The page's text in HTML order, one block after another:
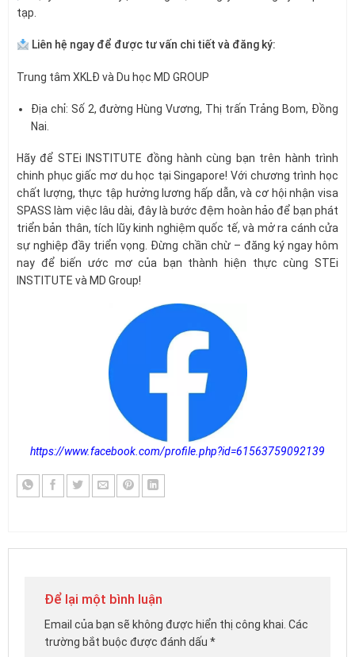
tạp.
Liên hệ ngay để được tư vấn chi tiết và đăng ký:
Trung tâm XKLĐ và Du học MD GROUP
Địa chỉ: Số 2, đường Hùng Vương, Thị trấn Trảng Bom, Đồng
Nai.
Hãy để STEi INSTITUTE đồng hành cùng bạn trên hành trình
chinh phục giấc mơ du học tại Singapore! Với chương trình học
chất lượng, thực tập hưởng lương hấp dẫn, và cơ hội nhận visa
SPASS làm việc lâu dài, đây là bước đệm hoàn hảo để bạn phát
triển bản thân, tích lũy kinh nghiệm quốc tế, và mở ra cánh cửa
sự nghiệp đầy triển vọng. Đừng chần chừ – đăng ký ngay hôm
nay để biến ước mơ của bạn thành hiện thực cùng STEi
INSTITUTE và MD Group!
https://www.facebook.com/profile.php?id=61563759092139
Để lại một bình luận
Email của bạn sẽ không được hiển thị công khai. Các
trường bắt buộc được đánh dấu *